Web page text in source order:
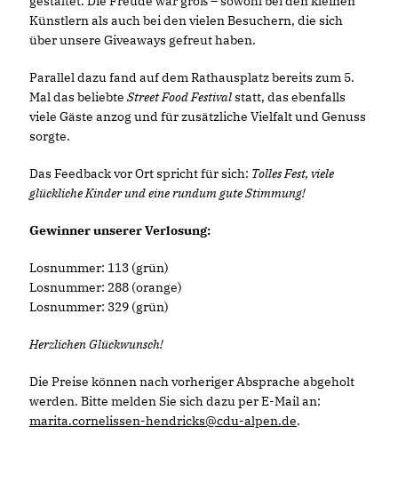
Künstlern als auch bei den vielen Besuchern, die sich
über unsere Giveaways gefreut haben.
Parallel dazu fand auf dem Rathausplatz bereits zum 5.
Mal das beliebte Street Food Festivalstatt, das ebenfalls
viele Gäste anzog und für zusätzliche Vielfalt und Genuss
sorgte.
Das Feedback vor Ort spricht für sich: Tolles Fest, viele
glückliche Kinder und eine rundum gute Stimmung!
Gewinner unserer Verlosung:
Losnummer: 113 (grün)
Losnummer: 288 (orange)
Losnummer: 329 (grün)
Herzlichen Glückwunsch!
Die Preise können nach vorheriger Absprache abgeholt
werden. Bitte melden Sie sich dazu per E-Mail an:
marita.cornelissen-hendricks@cdu-alpen.de.